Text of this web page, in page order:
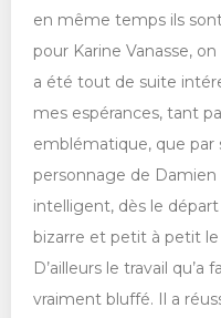
en même temps ils
pour Karine Vanasse,
a été tout de suite
mes espérances, tant
emblématique, que par
personnage de
intelligent, dès le
bizarre et petit à petit
D’ailleurs le travail qu’a
vraiment bluffé. Il a